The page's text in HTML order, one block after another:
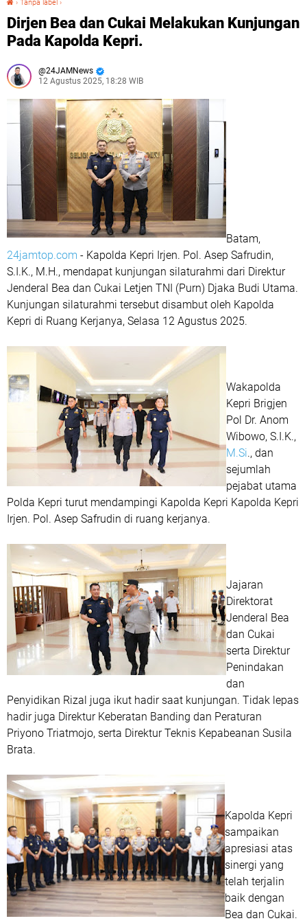
› Tanpa label ›
Dirjen Bea dan Cukai Melakukan Kunjungan
Pada Kapolda Kepri.
24JAMNews
12 Agustus 2025, 18:28 WIB
Batam,
24jamtop.com - Kapolda Kepri Irjen. Pol. Asep Safrudin,
S.I.K., M.H., mendapat kunjungan silaturahmi dari Direktur
Jenderal Bea dan Cukai Letjen TNI (Purn) Djaka Budi Utama.
Kunjungan silaturahmi tersebut disambut oleh Kapolda
Kepri di Ruang Kerjanya, Selasa 12 Agustus 2025.
Wakapolda
Kepri Brigjen
Pol Dr. Anom
Wibowo, S.I.K.,
M.Si., dan
sejumlah
pejabat utama
Polda Kepri turut mendampingi Kapolda Kepri Kapolda Kepri
Irjen. Pol. Asep Safrudin di ruang kerjanya.
Jajaran
Direktorat
Jenderal Bea
dan Cukai
serta Direktur
Penindakan
dan
Penyidikan Rizal juga ikut hadir saat kunjungan. Tidak lepas
hadir juga Direktur Keberatan Banding dan Peraturan
Priyono Triatmojo, serta Direktur Teknis Kepabeanan Susila
Brata.
Kapolda Kepri
sampaikan
apresiasi atas
sinergi yang
telah terjalin
baik dengan
Bea dan Cukai.